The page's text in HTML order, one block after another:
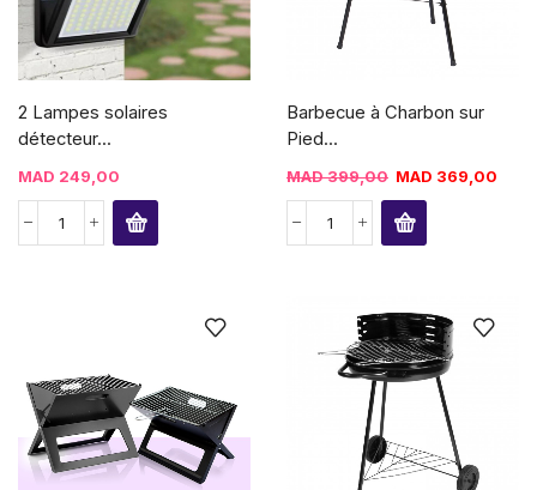
2 Lampes solaires
détecteur...
MAD 249,00
Barbecue à Charbon sur
Pied...
MAD399,00 MAD 369,00